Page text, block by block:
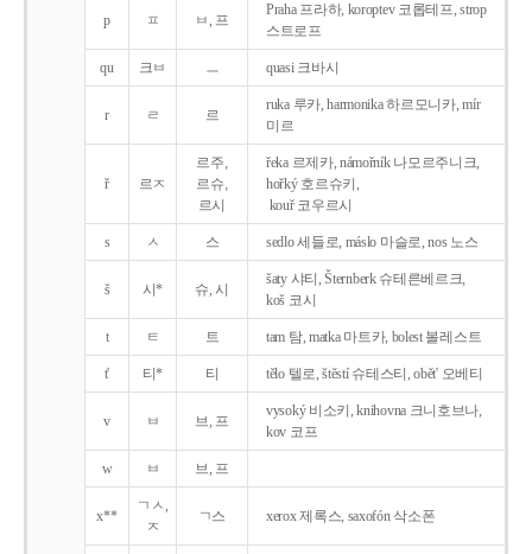
p ㅍ ㅂ, 프
Praha 프라하, koroptev 코롭테프, strop
스트로프
qu 크ㅂ ㅡ quasi 크바시
r ㄹ 르
ruka 루카, harmonika 하르모니카, mír
미르
ř 르ㅈ
르주,
르슈,
르시
řeka 르제카, námořník 나모르주니크,
hořký 호르슈키,
kouř 코우르시
s ㅅ 스 sedlo 세들로, máslo 마슬로, nos 노스
š 시* 슈, 시
šaty 샤티, Šternberk 슈테른베르크,
koš 코시
t ㅌ 트 tam 탐, matka 마트카, bolest 볼레스트
t' 티* 티 tělo 텔로, štěstí 슈테스티, obět' 오베티
v ㅂ 브, 프
vysoký 비소키, knihovna 크니호브나,
kov 코프
w ㅂ 브, 프
x**
ㄱㅅ,
ㅈ
ㄱ스 xerox 제록스, saxofón 삭소폰